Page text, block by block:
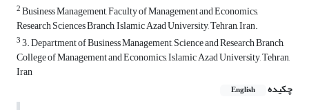
2Business Management, Faculty of Management and Economics,
Research Sciences Branch, Islamic Azad University, Tehran, Iran.
33. Department of Business Management, Science and Research Branch,
College of Management and Economics, Islamic Azad University, Tehran,
Iran
چکیده
English